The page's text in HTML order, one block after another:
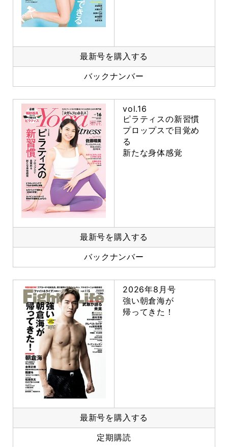
最新号を購入する
バックナンバー
vol.16
ピラティスの新習慣
プロップスで目覚め
る
新たな身体感覚
最新号を購入する
バックナンバー
2026年8月号
強い朝倉海が
帰ってきた！
最新号を購入する
定期購読